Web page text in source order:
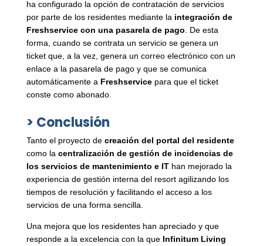
ha configurado la opción de contratación de servicios
por parte de los residentes mediante la integración de
Freshservice con una pasarela de pago . De esta
forma, cuando se contrata un servicio se genera un
ticket que, a la vez, genera un correo electrónico con un
enlace a la pasarela de pago y que se comunica
automáticamente a Freshservicepara que el ticket
conste como abonado.
> Conclusión
Tanto el proyecto de creación del portal del residente
como la centralización de gestión de incidencias de
los servicios de mantenimiento e IThan mejorado la
experiencia de gestión interna del resort agilizando los
tiempos de resolución y facilitando el acceso a los
servicios de una forma sencilla.
Una mejora que los residentes han apreciado y que
responde a la excelencia con la que Infinitum Living